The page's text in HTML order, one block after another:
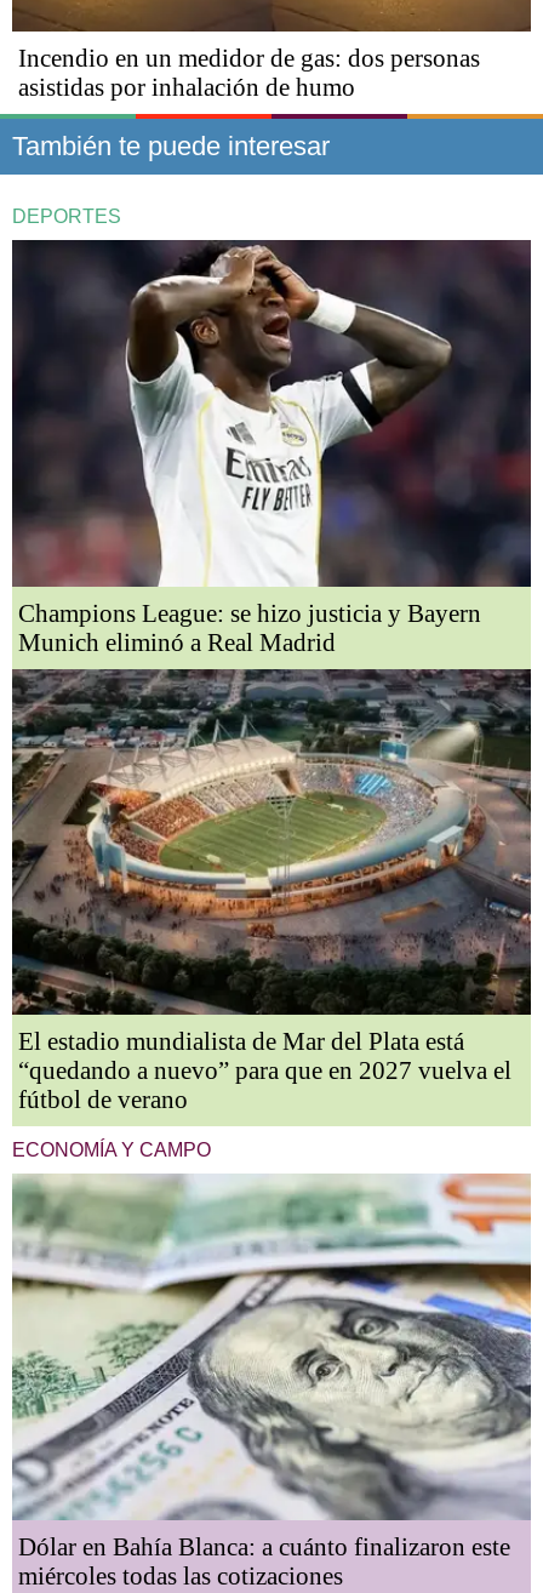
Incendio en un medidor de gas: dos personas
asistidas por inhalación de humo
También te puede interesar
DEPORTES
Champions League: se hizo justicia y Bayern
Munich eliminó a Real Madrid
El estadio mundialista de Mar del Plata está
“quedando a nuevo” para que en 2027 vuelva el
fútbol de verano
ECONOMÍA Y CAMPO
Dólar en Bahía Blanca: a cuánto finalizaron este
miércoles todas las cotizaciones